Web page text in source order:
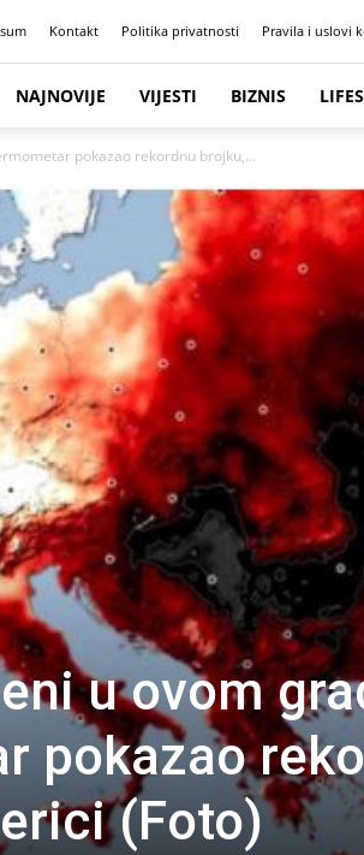
Kontakt Politika privatnosti Pravila i uslovi
NAJNOVIJE VIJESTI BIZNIS
pokazao rekordnu brojku,...
u ovom
pokazao
(Foto)